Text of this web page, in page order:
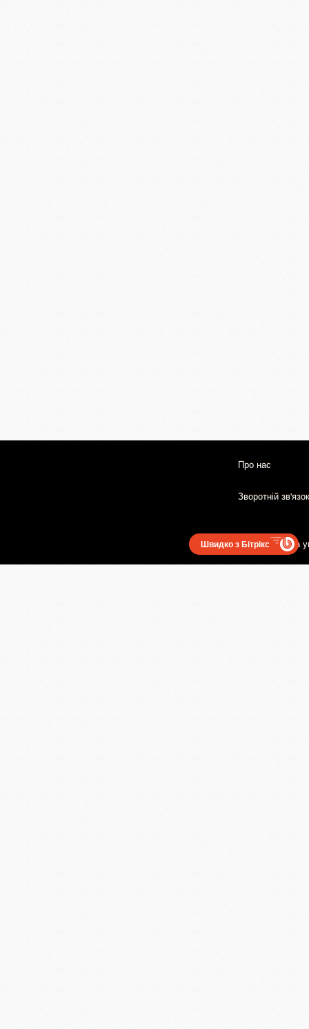
Про нас
Зворотній зв'язок
Користувацька
Швидко з Бітрікс